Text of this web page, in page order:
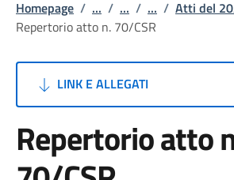
Homepage / ... / ... / ... / Atti del
Repertorio atto n. 70/CSR
LINK E ALLEGATI
Repertorio atto